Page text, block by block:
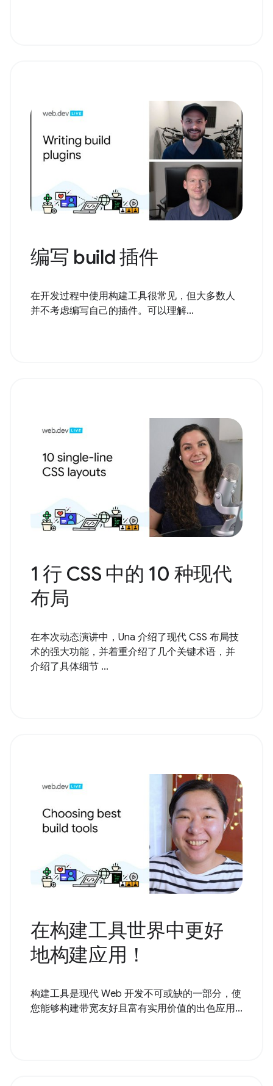
编写 build 插件
在开发过程中使用构建工具很常见，但大多数人
并不考虑编写自己的插件。可以理解...
1 行 CSS 中的 10 种现代
布局
在本次动态演讲中，Una 介绍了现代 CSS 布局技
术的强大功能，并着重介绍了几个关键术语，并
介绍了具体细节 ...
在构建工具世界中更好
地构建应用！
构建工具是现代 Web 开发不可或缺的一部分，使
您能够构建带宽友好且富有实用价值的出色应用...